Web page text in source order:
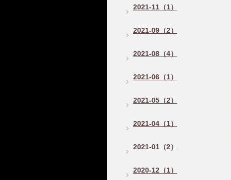
2021-11（1）
2021-09（2）
2021-08（4）
2021-06（1）
2021-05（2）
2021-04（1）
2021-01（2）
2020-12（1）